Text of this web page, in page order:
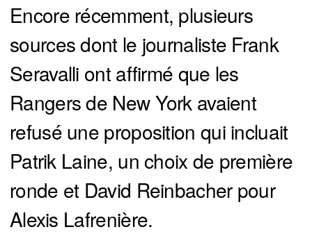
Encore récemment, plusieurs
sources dont le journaliste Frank
Seravalli ont affirmé que les
Rangers de New York avaient
refusé une proposition qui incluait
Patrik Laine, un choix de première
ronde et David Reinbacher pour
Alexis Lafrenière.